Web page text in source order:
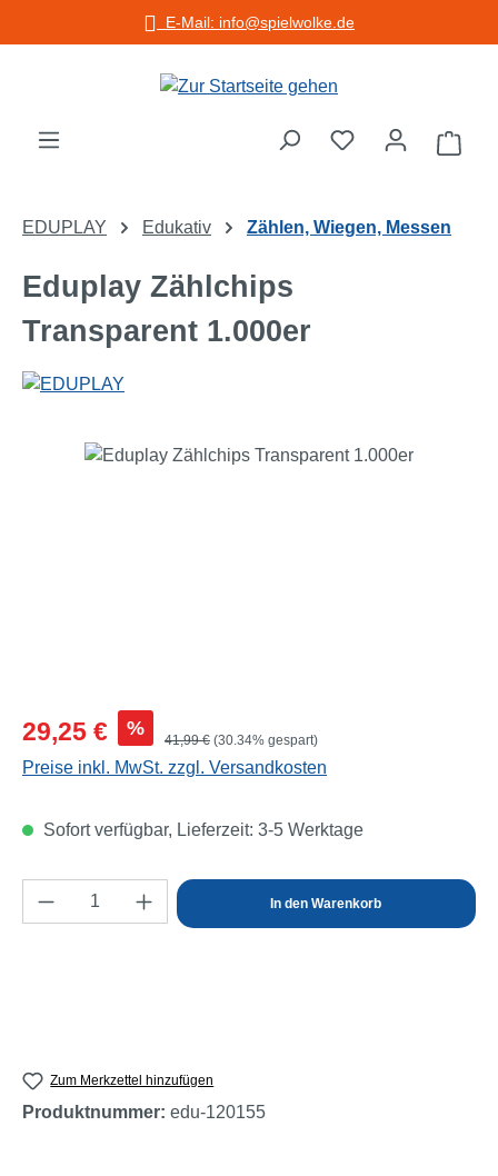
Zum Hauptinhalt springenE-Mail: info@spielwolke.de
EDUPLAY Edukativ Zählen, Wiegen, Messen
Eduplay Zählchips
Transparent 1.000er
Verkaufspreis:
29,25 € % Regulärer Preis:
41,99 € (30.34% gespart)
Preise inkl. MwSt. zzgl. Versandkosten
Sofort verfügbar, Lieferzeit: 3-5 Werktage
Produkt Anzahl: Gib den gewünschten
In den Warenkorb
Zum Merkzettel hinzufügen
Produktnummer: edu-120155